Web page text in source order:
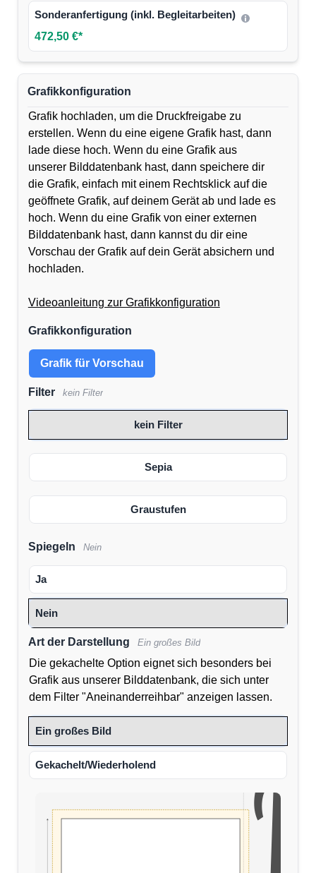
Sonderanfertigung (inkl. Begleitarbeiten)
472,50 €*
Grafikkonfiguration
Grafik hochladen, um die Druckfreigabe zu
erstellen. Wenn du eine eigene Grafik hast, dann
lade diese hoch. Wenn du eine Grafik aus
unserer Bilddatenbank hast, dann speichere dir
die Grafik, einfach mit einem Rechtsklick auf die
geöffnete Grafik, auf deinem Gerät ab und lade es
hoch. Wenn du eine Grafik von einer externen
Bilddatenbank hast, dann kannst du dir eine
Vorschau der Grafik auf dein Gerät absichern und
hochladen.
Videoanleitung zur Grafikkonfiguration
Grafikkonfiguration
Grafik für Vorschau
Filter kein Filter
kein Filter
Sepia
Graustufen
Spiegeln Nein
Ja
Nein
Art der Darstellung Ein großes Bild
Die gekachelte Option eignet sich besonders bei
Grafik aus unserer Bilddatenbank, die sich unter
dem Filter "Aneinanderreihbar" anzeigen lassen.
Ein großes Bild
Gekachelt/Wiederholend